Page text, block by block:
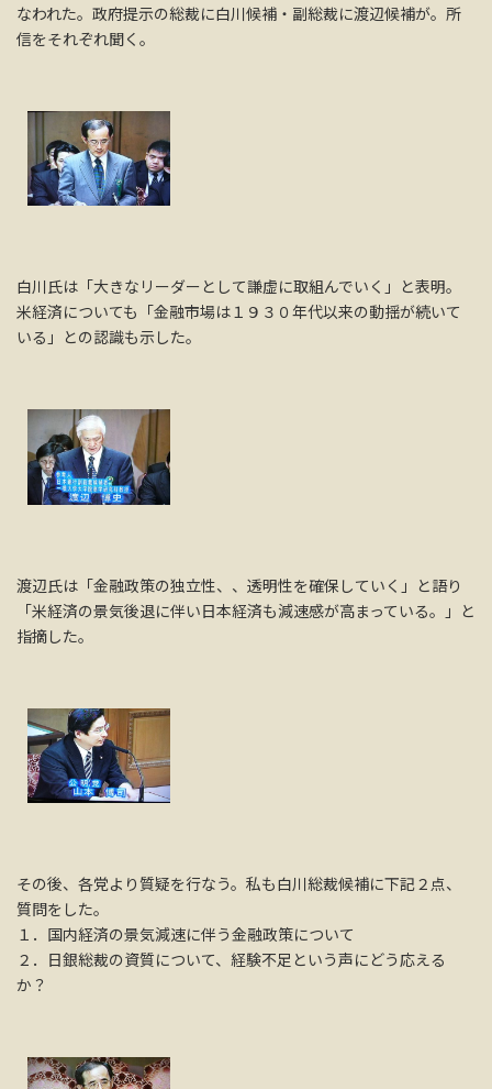
なわれた。政府提示の総裁に白川候補・副総裁に渡辺候補が。所
信をそれぞれ聞く。
白川氏は「大きなリーダーとして謙虚に取組んでいく」と表明。
米経済についても「金融市場は１９３０年代以来の動揺が続いて
いる」との認識も示した。
渡辺氏は「金融政策の独立性、、透明性を確保していく」と語り
「米経済の景気後退に伴い日本経済も減速感が高まっている。」と
指摘した。
その後、各党より質疑を行なう。私も白川総裁候補に下記２点、
質問をした。
１．国内経済の景気減速に伴う金融政策について
２．日銀総裁の資質について、経験不足という声にどう応える
か？